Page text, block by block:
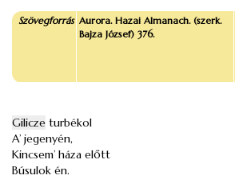
Szövegforrás Aurora. Hazai Almanach. (szerk.
Bajza József) 376.
Gilicze turbékol
A’ jegenyén,
Kincsem’ háza előtt
Búsulok én.